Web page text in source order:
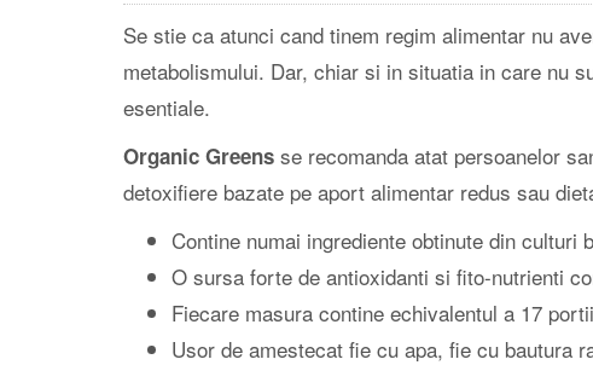
Se stie ca atunci cand tinem regim alimentar nu
metabolismului. Dar, chiar si in situatia in care nu
esentiale.
Organic Greens se recomanda atat persoanelor
detoxifiere bazate pe aport alimentar redus sau
Contine numai ingrediente obtinute din culturi
O sursa forte de antioxidanti si fito-nutrienti
Fiecare masura contine echivalentul a 17
Usor de amestecat fie cu apa, fie cu bautura